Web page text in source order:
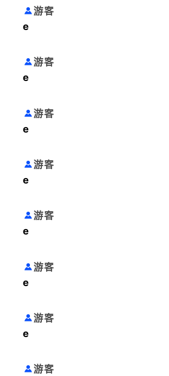
游客
e
游客
e
游客
e
游客
e
游客
e
游客
e
游客
e
游客